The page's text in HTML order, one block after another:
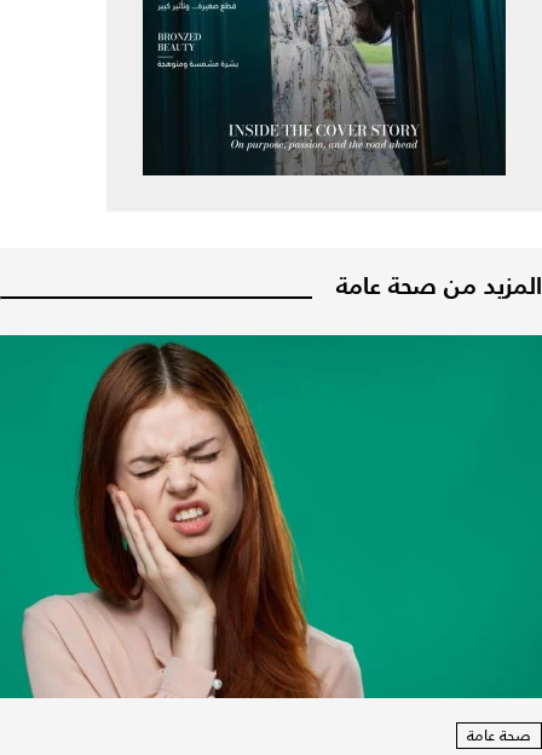
المزيد من صحة عامة
صحة عامة